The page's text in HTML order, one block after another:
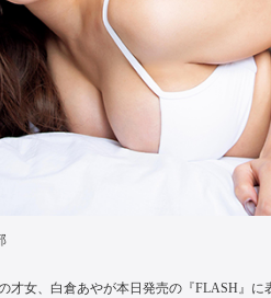
才女、白倉あやが本日発売の『FLASH』に